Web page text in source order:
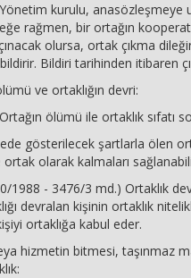
kurulu, anasözleşmeye
rağmen, bir ortağın
olursa, ortak çıkma
Bildiri tarihinden itibaren
ve ortaklığın devri:
ölümü ile ortaklık sıfatı
gösterilecek şartlarla ölen
olarak kalmaları
1988 - 3476/3 md.) Ortaklık
devralan kişinin ortaklık
ortaklığa kabul eder.
hizmetin bitmesi, taşınmaz